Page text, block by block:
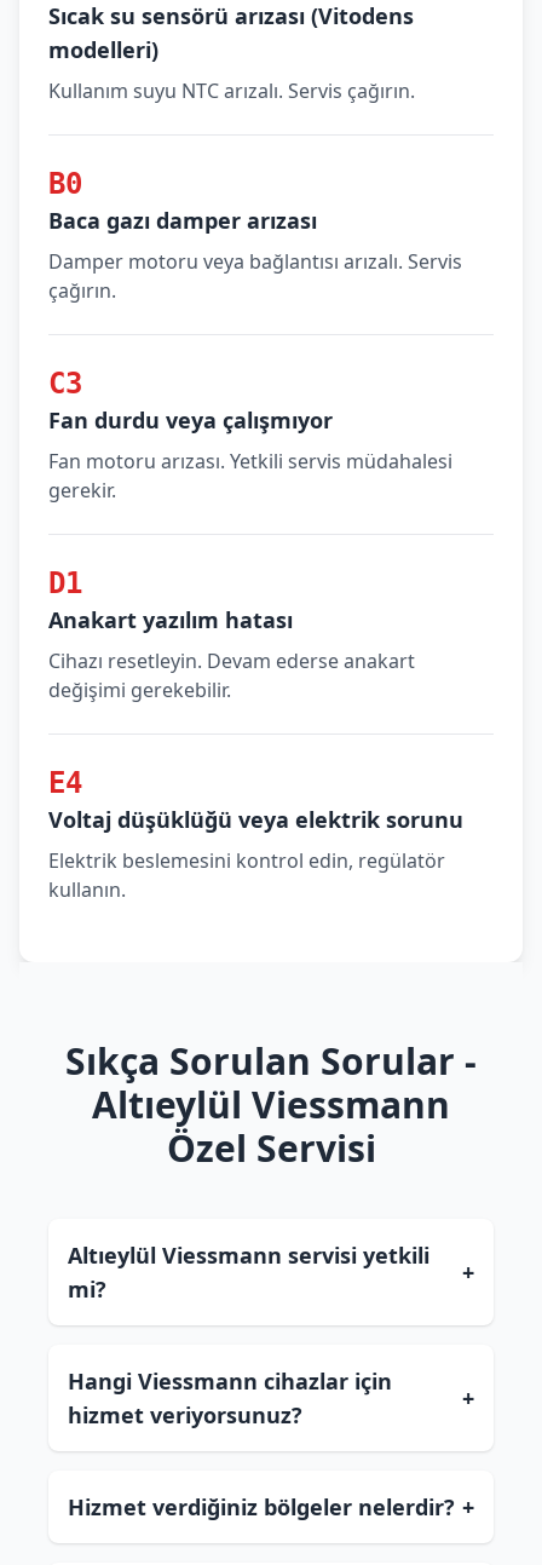
Sıcak su sensörü arızası (Vitodens
modelleri)
Kullanım suyu NTC arızalı. Servis çağırın.
B0
Baca gazı damper arızası
Damper motoru veya bağlantısı arızalı. Servis
çağırın.
C3
Fan durdu veya çalışmıyor
Fan motoru arızası. Yetkili servis müdahalesi
gerekir.
D1
Anakart yazılım hatası
Cihazı resetleyin. Devam ederse anakart
değişimi gerekebilir.
E4
Voltaj düşüklüğü veya elektrik sorunu
Elektrik beslemesini kontrol edin, regülatör
kullanın.
Sıkça Sorulan Sorular -
Altıeylül Viessmann
Özel Servisi
Altıeylül Viessmann servisi yetkili
mi?
+
Hangi Viessmann cihazlar için
hizmet veriyorsunuz?
+
Hizmet verdiğiniz bölgeler nelerdir? +